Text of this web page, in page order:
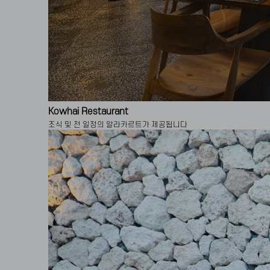
Kowhai Restaurant
조식 및 전 일정의 알라카르트가 제공됩니다